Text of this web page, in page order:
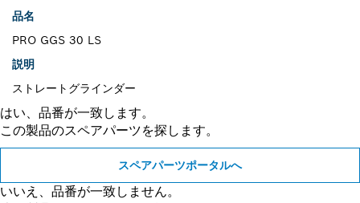
品名
PRO GGS 30 LS
説明
ストレートグラインダー
はい、品番が一致します。
この製品のスペアパーツを探します。
スペアパーツポータルへ
いいえ、品番が一致しません。